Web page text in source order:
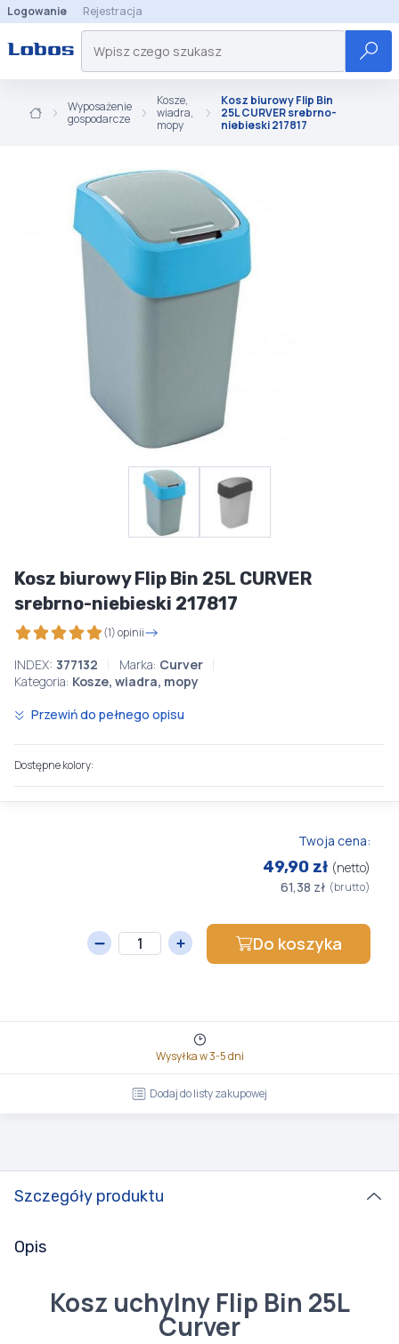
Logowanie Rejestracja
Wyposażenie
gospodarcze
Kosze,
wiadra,
mopy
Kosz biurowy Flip Bin
25L CURVER srebrno-
niebieski 217817
Kosz biurowy Flip Bin 25L CURVER
srebrno-niebieski 217817
(1) opinii
INDEX: 377132 Marka: Curver
Kategoria: Kosze, wiadra, mopy
Przewiń do pełnego opisu
Dostępne kolory:
Twoja cena:
49,90 zł (netto)
61,38 zł (brutto)
Do koszyka
Wysyłka w 3-5 dni
Dodaj do listy zakupowej
Szczegóły produktu
Opis
Kosz uchylny Flip Bin 25L
Curver